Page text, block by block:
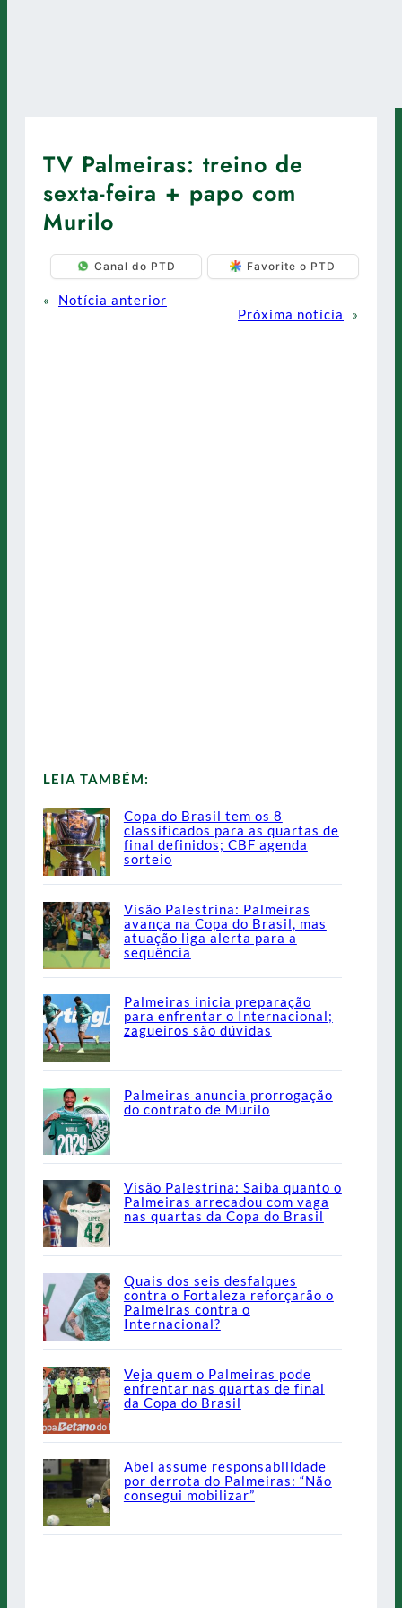
TV Palmeiras: treino de
sexta-feira + papo com
Murilo
Canal do PTD Favorite o PTD
«
Notícia anterior
Próxima notícia
»
LEIA TAMBÉM:
Copa do Brasil tem os 8
classificados para as quartas de
final definidos; CBF agenda
sorteio
Visão Palestrina: Palmeiras
avança na Copa do Brasil, mas
atuação liga alerta para a
sequência
Palmeiras inicia preparação
para enfrentar o Internacional;
zagueiros são dúvidas
Palmeiras anuncia prorrogação
do contrato de Murilo
Visão Palestrina: Saiba quanto o
Palmeiras arrecadou com vaga
nas quartas da Copa do Brasil
Quais dos seis desfalques
contra o Fortaleza reforçarão o
Palmeiras contra o
Internacional?
Veja quem o Palmeiras pode
enfrentar nas quartas de final
da Copa do Brasil
Abel assume responsabilidade
por derrota do Palmeiras: “Não
consegui mobilizar”